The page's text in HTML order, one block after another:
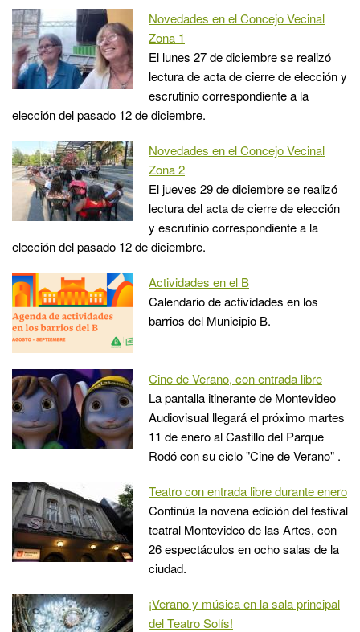
Novedades en el Concejo Vecinal
Zona 1
El lunes 27 de diciembre se realizó
lectura de acta de cierre de elección y
escrutinio correspondiente a la
elección del pasado 12 de diciembre.
Novedades en el Concejo Vecinal
Zona 2
El jueves 29 de diciembre se realizó
lectura del acta de cierre de elección
y escrutinio correspondiente a la
elección del pasado 12 de diciembre.
Actividades en el B
Calendario de actividades en los
barrios del Municipio B.
Cine de Verano, con entrada libre
La pantalla itinerante de Montevideo
Audiovisual llegará el próximo martes
11 de enero al Castillo del Parque
Rodó con su ciclo "Cine de Verano" .
Teatro con entrada libre durante enero
Continúa la novena edición del festival
teatral Montevideo de las Artes, con
26 espectáculos en ocho salas de la
ciudad.
¡Verano y música en la sala principal
del Teatro Solís!